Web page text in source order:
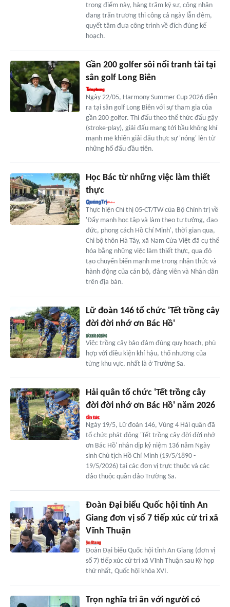
trọng điểm này, hàng trăm kỹ sư, công nhân
đang trẩn trương thi công cả ngày lẫn đêm,
quyết tâm đưa công trình về đích đúng kế
hoạch.
Gần 200 golfer sôi nổi tranh tài tại
sân golf Long Biên
Ngày 22/05, Harmony Summer Cup 2026 diễn
ra tại sân golf Long Biên với sự tham gia của
gần 200 golfer. Thi đấu theo thể thức đấu gậy
(stroke-play), giải đấu mang tới bầu không khí
mạnh mẽ khiến giải đấu thực sự 'nóng' lên từ
những hố đấu đầu tiên.
Học Bác từ những việc làm thiết
thực
Thực hiện Chỉ thị 05-CT/TW của Bộ Chính trị về
'Đẩy mạnh học tập và làm theo tư tưởng, đạo
đức, phong cách Hồ Chí Minh', thời gian qua,
Chi bộ thôn Hà Tây, xã Nam Cửa Việt đã cụ thể
hóa bằng những việc làm thiết thực, qua đó
tạo chuyển biến mạnh mẽ trong nhận thức và
hành động của cán bộ, đảng viên và Nhân dân
trên địa bàn.
Lữ đoàn 146 tổ chức 'Tết trồng cây
đời đời nhớ ơn Bác Hồ'
Việc trồng cây bảo đảm đúng quy hoạch, phù
hợp với điều kiện khí hậu, thổ nhưỡng của
từng khu vực, nhất là ở Trường Sa.
Hải quân tổ chức 'Tết trồng cây
đời đời nhớ ơn Bác Hồ' năm 2026
Ngày 19/5, Lữ đoàn 146, Vùng 4 Hải quân đã
tổ chức phát động 'Tết trồng cây đời đời nhớ
ơn Bác Hồ' nhân dịp kỷ niệm 136 năm Ngày
sinh Chủ tịch Hồ Chí Minh (19/5/1890 -
19/5/2026) tại các đơn vị trực thuộc và các
đảo thuộc quần đảo Trường Sa.
Đoàn Đại biểu Quốc hội tỉnh An
Giang đơn vị số 7 tiếp xúc cử tri xã
Vĩnh Thuận
Đoàn Đại biểu Quốc hội tỉnh An Giang (đơn vị
số 7) tiếp xúc cử tri xã Vĩnh Thuận sau Kỳ họp
thứ nhất, Quốc hội khóa XVI.
Trọn nghĩa tri ân với người có